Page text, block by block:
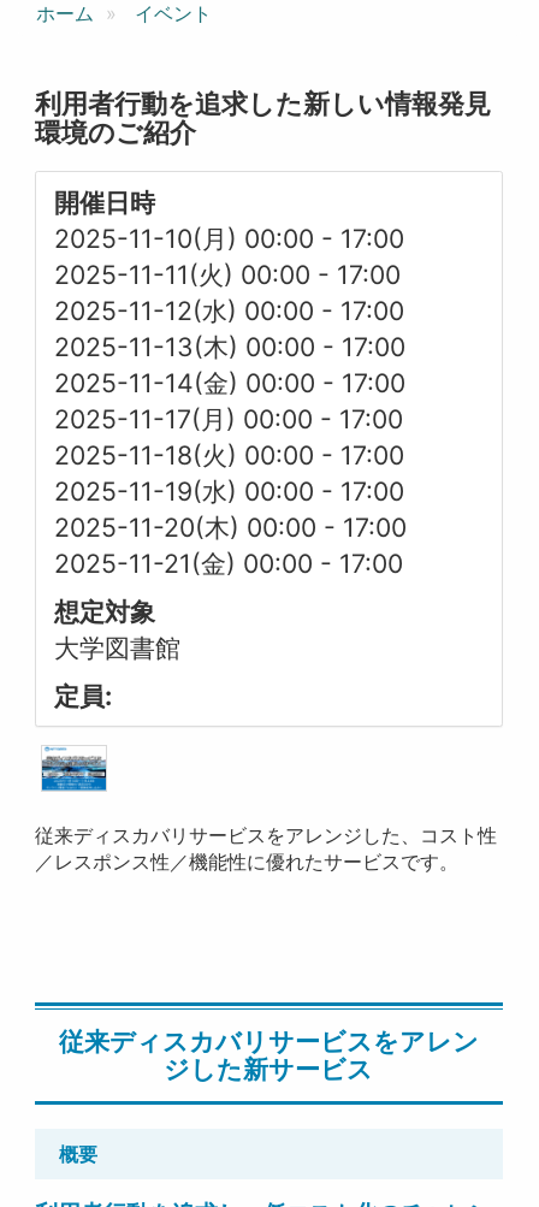
ホーム イベント
利用者行動を追求した新しい情報発見
環境のご紹介
開催日時
2025-11-10(月) 00:00 - 17:00
2025-11-11(火) 00:00 - 17:00
2025-11-12(水) 00:00 - 17:00
2025-11-13(木) 00:00 - 17:00
2025-11-14(金) 00:00 - 17:00
2025-11-17(月) 00:00 - 17:00
2025-11-18(火) 00:00 - 17:00
2025-11-19(水) 00:00 - 17:00
2025-11-20(木) 00:00 - 17:00
2025-11-21(金) 00:00 - 17:00
想定対象
大学図書館
定員:
従来ディスカバリサービスをアレンジした、コスト性
／レスポンス性／機能性に優れたサービスです。
従来ディスカバリサービスをアレン
ジした新サービス
概要